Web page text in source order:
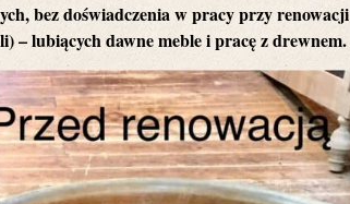
, bez doświadczenia w pracy przy renowacji
– lubiących dawne meble i pracę z drewnem.